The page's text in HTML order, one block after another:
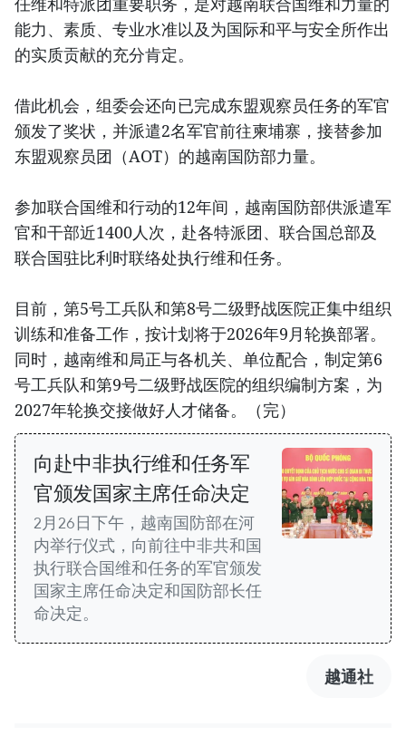
能力、素质、专业水准以及为国际和平与安全所作出
的实质贡献的充分肯定。
借此机会，组委会还向已完成东盟观察员任务的军官
颁发了奖状，并派遣2名军官前往柬埔寨，接替参加
东盟观察员团（AOT）的越南国防部力量。
参加联合国维和行动的12年间，越南国防部供派遣军
官和干部近1400人次，赴各特派团、联合国总部及
联合国驻比利时联络处执行维和任务。
目前，第5号工兵队和第8号二级野战医院正集中组织
训练和准备工作，按计划将于2026年9月轮换部署。
同时，越南维和局正与各机关、单位配合，制定第6
号工兵队和第9号二级野战医院的组织编制方案，为
2027年轮换交接做好人才储备。（完）
向赴中非执行维和任务军
官颁发国家主席任命决定
2月26日下午，越南国防部在河
内举行仪式，向前往中非共和国
执行联合国维和任务的军官颁发
国家主席任命决定和国防部长任
命决定。
越通社